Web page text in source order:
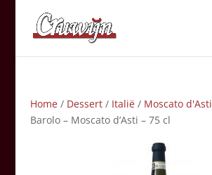
Home/ Dessert/ Italië/ Moscato d'Asti
Barolo – Moscato d’Asti – 75 cl